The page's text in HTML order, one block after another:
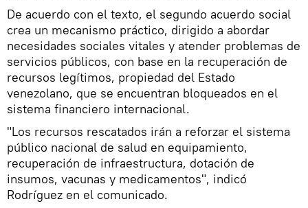
De acuerdo con el texto, el segundo acuerdo social
crea un mecanismo práctico, dirigido a abordar
necesidades sociales vitales y atender problemas de
servicios públicos, con base en la recuperación de
recursos legítimos, propiedad del Estado
venezolano, que se encuentran bloqueados en el
sistema financiero internacional.
"Los recursos rescatados irán a reforzar el sistema
público nacional de salud en equipamiento,
recuperación de infraestructura, dotación de
insumos, vacunas y medicamentos", indicó
Rodríguez en el comunicado.